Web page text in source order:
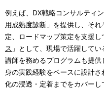
例えば、DX戦略コンサルティ
用成熟度診断 」を提供し、そ
定、ロードマップ策定を支援し
ス 」として、現場で活躍して
講師を務めるプログラムも提
身の実践経験をベースに設計
化の浸透・定着までをカバー